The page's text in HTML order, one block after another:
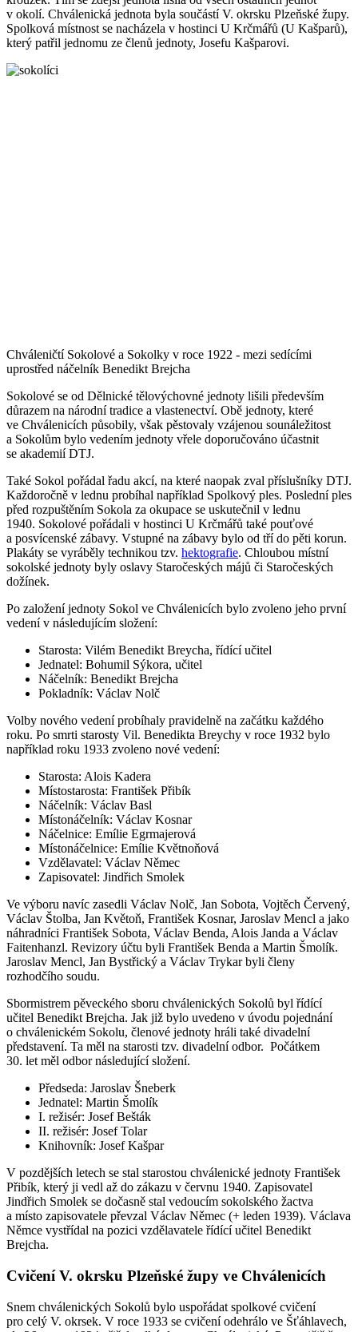
v okolí. Chválenická jednota byla součástí V. okrsku Plzeňské župy.
Spolková místnost se nacházela v hostinci U Krčmářů (U Kašparů),
který patřil jednomu ze členů jednoty, Josefu Kašparovi.
Chváleničtí Sokolové a Sokolky v roce 1922 - mezi sedícími
uprostřed náčelník Benedikt Brejcha
Sokolové se od Dělnické tělovýchovné jednoty lišili především
důrazem na národní tradice a vlastenectví. Obě jednoty, které
ve Chválenicích působily, však pěstovaly vzájenou sounáležitost
a Sokolům bylo vedením jednoty vřele doporučováno účastnit
se akademií DTJ.
Také Sokol pořádal řadu akcí, na které naopak zval příslušníky DTJ.
Každoročně v lednu probíhal například Spolkový ples. Poslední ples
před rozpuštěním Sokola za okupace se uskutečnil v lednu
1940. Sokolové pořádali v hostinci U Krčmářů také pouťové
a posvícenské zábavy. Vstupné na zábavy bylo od tří do pěti korun.
Plakáty se vyráběly technikou tzv. hektografie. Chloubou místní
sokolské jednoty byly oslavy Staročeských májů či Staročeských
dožínek.
Po založení jednoty Sokol ve Chválenicích bylo zvoleno jeho první
vedení v následujícím složení:
Starosta: Vilém Benedikt Breycha, řídící učitel
Jednatel: Bohumil Sýkora, učitel
Náčelník: Benedikt Brejcha
Pokladník: Václav Nolč
Volby nového vedení probíhaly pravidelně na začátku každého
roku. Po smrti starosty Vil. Benedikta Breychy v roce 1932 bylo
například roku 1933 zvoleno nové vedení:
Starosta: Alois Kadera
Místostarosta: František Přibík
Náčelník: Václav Basl
Místonáčelník: Václav Kosnar
Náčelnice: Emílie Egrmajerová
Místonáčelnice: Emílie Květnoňová
Vzdělavatel: Václav Němec
Zapisovatel: Jindřich Smolek
Ve výboru navíc zasedli Václav Nolč, Jan Sobota, Vojtěch Červený,
Václav Štolba, Jan Květoň, František Kosnar, Jaroslav Mencl a jako
náhradníci František Sobota, Václav Benda, Alois Janda a Václav
Faitenhanzl. Revizory účtu byli František Benda a Martin Šmolík.
Jaroslav Mencl, Jan Bystřický a Václav Trykar byli členy
rozhodčího soudu.
Sbormistrem pěveckého sboru chválenických Sokolů byl řídící
učitel Benedikt Brejcha. Jak již bylo uvedeno v úvodu pojednání
o chválenickém Sokolu, členové jednoty hráli také divadelní
představení. Ta měl na starosti tzv. divadelní odbor. Počátkem
30. let měl odbor následující složení.
Předseda: Jaroslav Šneberk
Jednatel: Martin Šmolík
I. režisér: Josef Bešták
II. režisér: Josef Tolar
Knihovník: Josef Kašpar
V pozdějších letech se stal starostou chválenické jednoty František
Přibík, který ji vedl až do zákazu v červnu 1940. Zapisovatel
Jindřich Smolek se dočasně stal vedoucím sokolského žactva
a místo zapisovatele převzal Václav Němec (+ leden 1939). Václava
Němce vystřídal na pozici vzdělavatele řídící učitel Benedikt
Brejcha.
Cvičení V. okrsku Plzeňské župy ve Chválenicích
Snem chválenických Sokolů bylo uspořádat spolkové cvičení
pro celý V. okrsek. V roce 1933 se cvičení odehrálo ve Šťáhlavech,